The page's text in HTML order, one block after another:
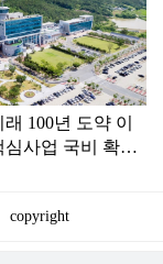
100년 도약 이
심사업 국비 확보
copyright